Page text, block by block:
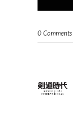
0 Comments